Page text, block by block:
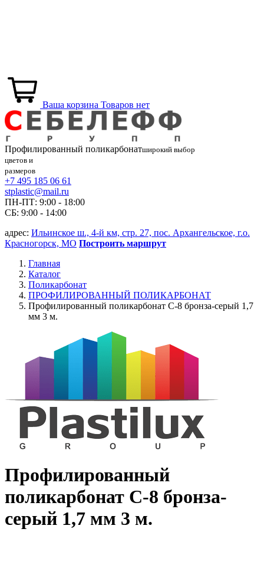
Ваша корзина Товаров нет
Профилированный поликарбонатширокий выбор
цветов и
размеров
+7 495 185 06 61
stplastic@mail.ru
ПН-ПТ: 9:00 - 18:00
СБ: 9:00 - 14:00
адрес: Ильинское ш., 4-й км, стр. 27, пос. Архангельское, г.о.
Красногорск, МО Построить маршрут
Главная
Каталог
Поликарбонат
ПРОФИЛИРОВАННЫЙ ПОЛИКАРБОНАТ
Профилированный поликарбонат C-8 бронза-серый 1,7
мм 3 м.
Профилированный
поликарбонат C-8 бронза-
серый 1,7 мм 3 м.